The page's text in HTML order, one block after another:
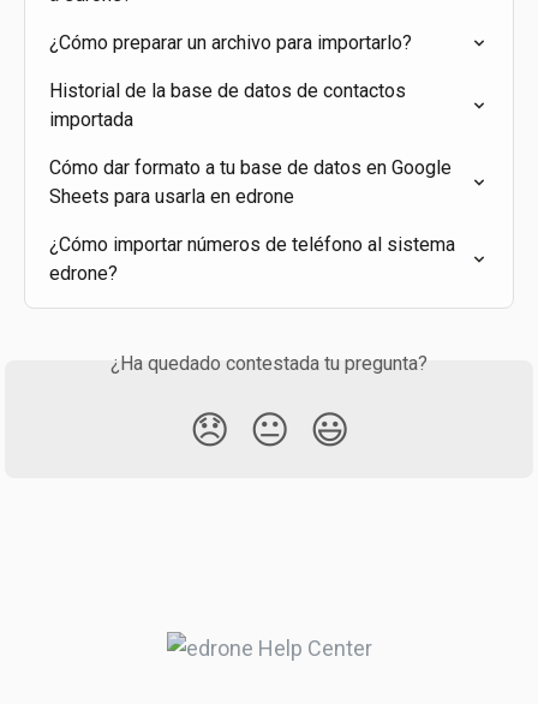
¿Cómo preparar un archivo para importarlo?
Historial de la base de datos de contactos
importada
Cómo dar formato a tu base de datos en Google
Sheets para usarla en edrone
¿Cómo importar números de teléfono al sistema
edrone?
¿Ha quedado contestada tu pregunta?
😞 😐 😃